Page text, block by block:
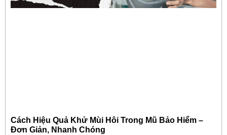
Cách Hiệu Quả Khử Mùi Hôi Trong Mũ Bảo Hiểm –
Đơn Giản, Nhanh Chóng